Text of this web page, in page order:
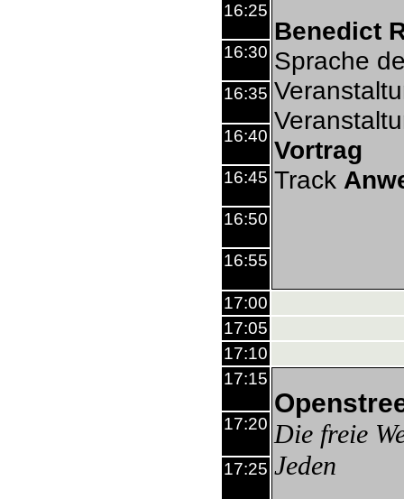
Benedict
Sprache
Vortrag
Track
16:25
16:30
16:35
16:40
16:45
16:50
16:55
17:00
17:05
17:10
17:15
Die freie
Jeden
17:20
17:25